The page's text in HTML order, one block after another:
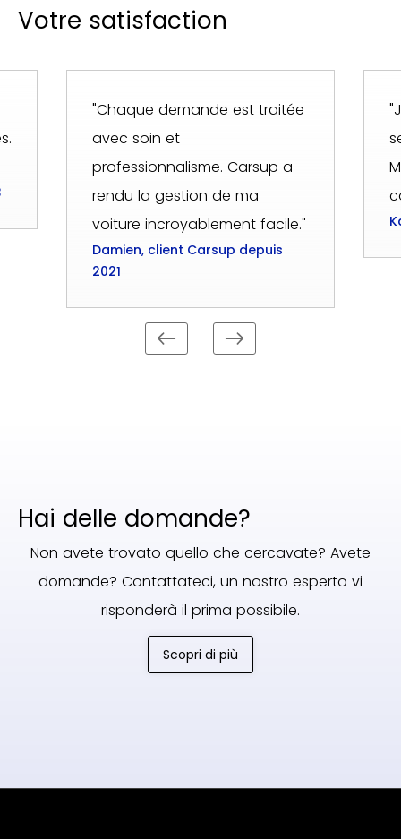
Votre satisfaction
"Chaque demande est traitée
avec soin et
professionnalisme. Carsup a
rendu la gestion de ma
voiture incroyablement facile."
Damien, client Carsup depuis
2021
Hai delle domande?
Non avete trovato quello che cercavate? Avete
domande? Contattateci, un nostro esperto vi
risponderà il prima possibile.
Scopri di più